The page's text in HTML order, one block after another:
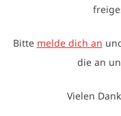
Bitte melde dich an
die an
Vielen